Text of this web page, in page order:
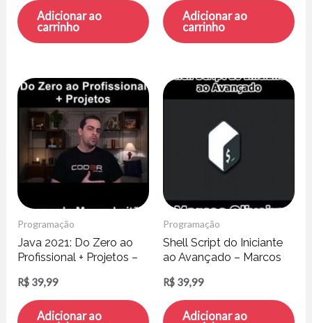
Adicionar ao
carrinho
Adicionar ao
carrinho
Programação
Java 2021: Do Zero ao
Profissional + Projetos –
R$ 39,99
Adicionar ao
Programação
Shell Script do Iniciante
ao Avançado – Marcos
R$ 39,99
Adicionar ao